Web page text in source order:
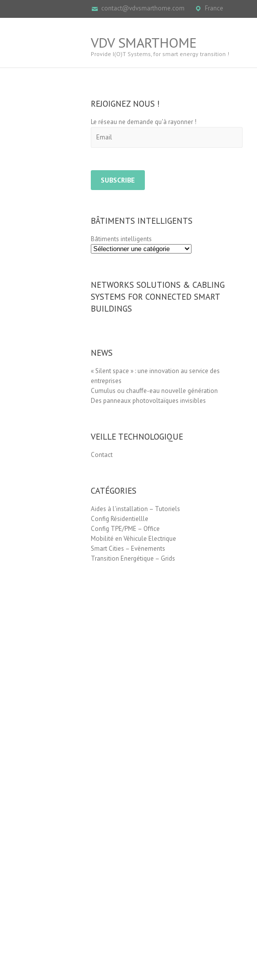
contact@vdvsmarthome.com France
VDV SMARTHOME
Provide I(O)T Systems, for smart energy transition !
REJOIGNEZ NOUS !
Le réseau ne demande qu'à rayonner !
BÂTIMENTS INTELLIGENTS
Bâtiments intelligents
NETWORKS SOLUTIONS & CABLING
SYSTEMS FOR CONNECTED SMART
BUILDINGS
NEWS
« Silent space » : une innovation au service des
entreprises
Cumulus ou chauffe-eau nouvelle génération
Des panneaux photovoltaïques invisibles
VEILLE TECHNOLOGIQUE
Contact
CATÉGORIES
Aides à l'installation – Tutoriels
Config Résidentiellle
Config TPE/PME – Office
Mobilité en Véhicule Electrique
Smart Cities – Evènements
Transition Energétique – Grids